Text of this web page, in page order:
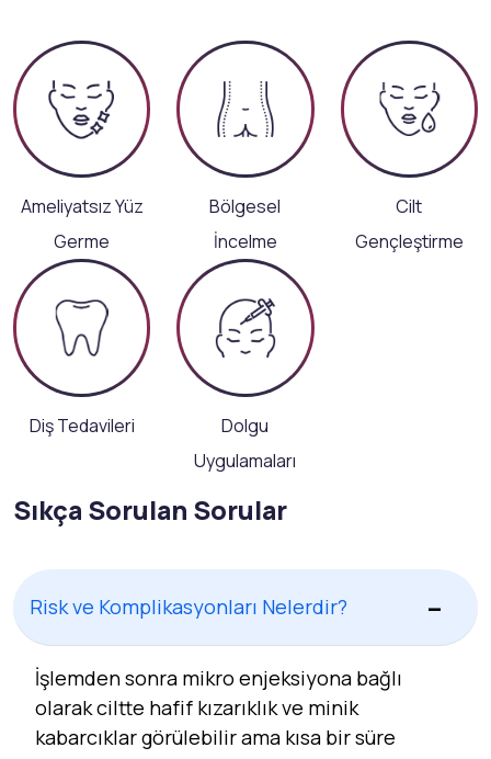
Ameliyatsız Yüz
Germe
Bölgesel
İncelme
Cilt
Gençleştirme
Diş Tedavileri
Dolgu
Uygulamaları
Sıkça Sorulan Sorular
Risk ve Komplikasyonları Nelerdir?
İşlemden sonra mikro enjeksiyona bağlı
olarak ciltte hafif kızarıklık ve minik
kabarcıklar görülebilir ama kısa bir süre